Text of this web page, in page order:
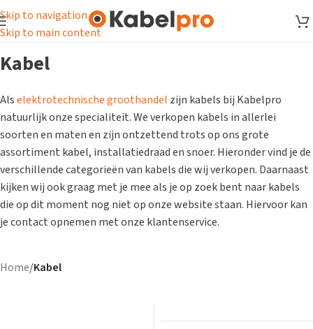
Skip to navigation
Skip to main content
Kabel
Alselektrotechnische groothandel zijn kabels bij Kabelpro
natuurlijk onze specialiteit. We verkopen kabels in allerlei
soorten en maten en zijn ontzettend trots op ons grote
assortiment kabel, installatiedraad en snoer. Hieronder vind je de
verschillende categorieën van kabels die wij verkopen. Daarnaast
kijken wij ook graag met je mee als je op zoek bent naar kabels
die op dit moment nog niet op onze website staan. Hiervoor kan
je contact opnemen met onze klantenservice.
Home/Kabel